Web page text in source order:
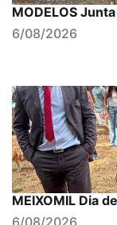
MODELOS
6/08/2026
MEIXOMIL Dia
6/08/2026